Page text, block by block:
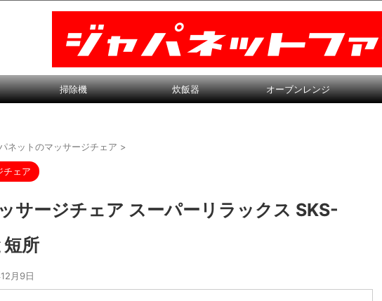
掃除機 炊飯器 オーブンレンジ
ネットのマッサージチェア >
チェア
サージチェア スーパーリラックス SKS-
所
月9日